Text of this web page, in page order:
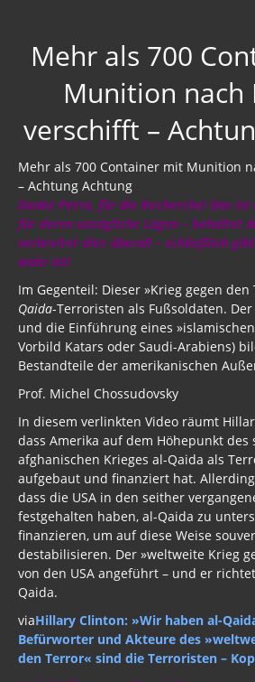
Trump, Putin, Xi, der falsche
»Lolita Express« Jeffrey Epstein
Jason Mason
1. Weltkrieg
Kulturrevolution
New Zealand
Freimaurer Bücher
google
Hörbücher
Trump, Putin, Xi und die
Tod der Tartarie
Wikileaks Daten
Bücher pdf
BRD / Deutschland
Stöverstuuv 2017, 2016. 2015
Archiv Stöverstuuv 2017, 2016,
Mehr als 700
Munition nach
verschifft –
Mehr als 700 Container mit Munition
– Achtung Achtung
Danke Petra, für die Recherche! Das
für deren unsägliche Lügen – behaltet
verbreitet dies überall – schließlich
wahr ist!
Im Gegenteil: Dieser »Krieg gegen
Qaida-Terroristen als Fußsoldaten.
und die Einführung eines
Vorbild Katars oder Saudi-Arabiens)
Bestandteile der amerikanischen
Prof. Michel Chossudovsky
In diesem verlinkten Video räumt
dass Amerika auf dem Höhepunkt des
afghanischen Krieges al-Qaida als
aufgebaut und finanziert hat.
dass die USA in den seither
festgehalten haben, al-Qaida zu
finanzieren, um auf diese Weise
destabilisieren. Der »weltweite Krieg
von den USA angeführt – und er
Qaida.
viaHillary Clinton: »Wir haben al-
Befürworter und Akteure des
den Terror« sind die Terroristen –